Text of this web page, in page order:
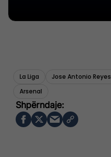
La Liga Jose Antonio Reyes
Arsenal